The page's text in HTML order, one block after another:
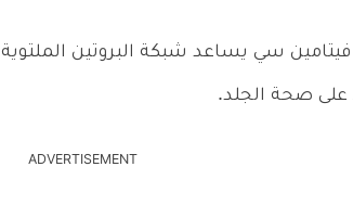
سي يساعد شبكة البروتين
صحة الجلد.
ADVERTISEMENT